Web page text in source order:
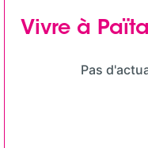
Vivre à Païta
Pas